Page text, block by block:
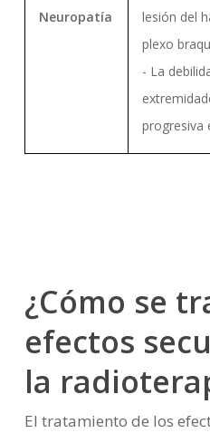
Neuropatía
lesión del
plexo
- La
progresiva
¿Cómo se
efectos
la
El tratamiento de los